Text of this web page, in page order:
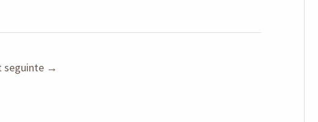
seguinte →